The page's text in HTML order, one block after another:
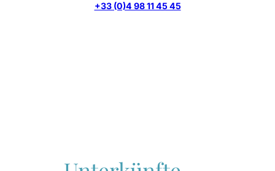
+33 (0)4 98 11 45 45